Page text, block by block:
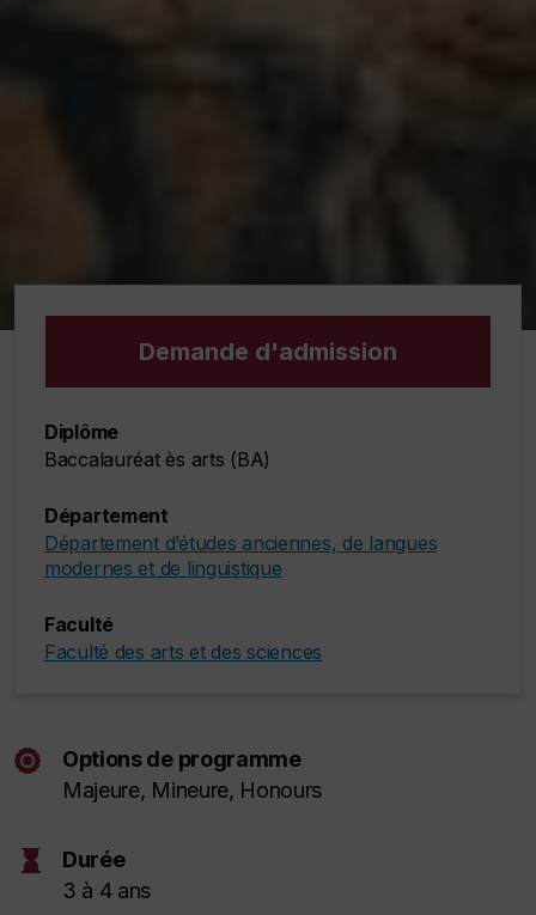
Demande d'admission
Diplôme
Baccalauréat ès arts (BA)
Département
Département d’études anciennes, de langues
modernes et de linguistique
Faculté
Faculté des arts et des sciences
Options de programme
Majeure, Mineure, Honours
hourglass
Durée
3 à 4 ans